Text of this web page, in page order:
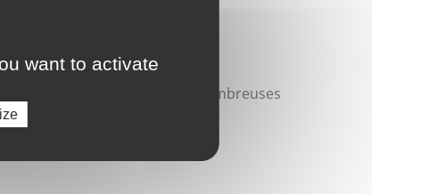
mois passés dans l’Allier.
pour la gravure depuis de nombreuses
want to activate